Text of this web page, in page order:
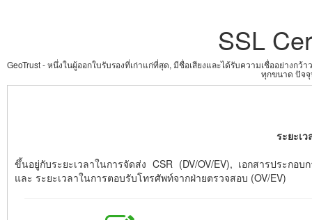
SSL
GeoTrust - หนึ่งในผู้ออกใบรับรองที่เก่าแก่ที่สุด, มีชื่อเสียงและได้รับความเชื่ออย่า
ทุกขนาด ปัจจุ
ระยะเ
ขึ้นอยู่กับระยะเวลาในการจัดส่ง CSR (DV/OV/EV), เอกสารประกอ
และ ระยะเวลาในการตอบรับโทรศัพท์จากฝ่ายตรวจสอบ (OV/EV)